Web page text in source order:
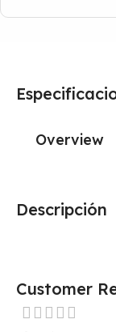
Descripción
Overview
Customer